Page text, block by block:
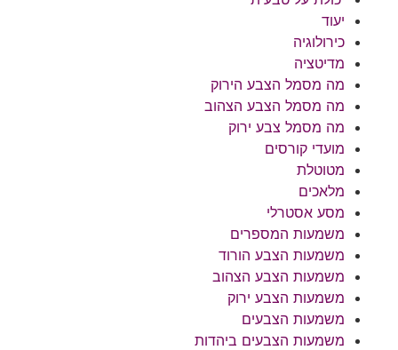
יעוד
כירולוגיה
מדיטציה
מה מסמל הצבע הירוק
מה מסמל הצבע הצהוב
מה מסמל צבע ירוק
מועדי קורסים
מטוטלת
מלאכים
מסע אסטרלי
משמעות המספרים
משמעות הצבע הורוד
משמעות הצבע הצהוב
משמעות הצבע ירוק
משמעות הצבעים
משמעות הצבעים ביהדות